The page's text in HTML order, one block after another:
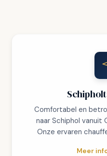
Comfortabel en
naar Schiphol vanuit
Onze ervaren
Meer